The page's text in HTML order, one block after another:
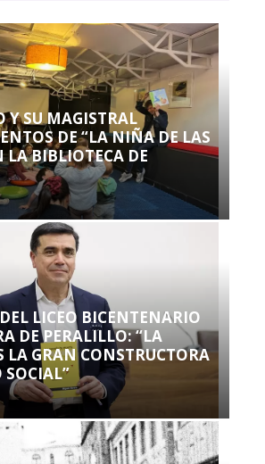
Y SU MAGISTRAL
DE “LA NIÑA DE LAS
LA BIBLIOTECA DE
LICEO BICENTENARIO
DE PERALILLO: “LA
LA GRAN CONSTRUCTORA
SOCIAL”